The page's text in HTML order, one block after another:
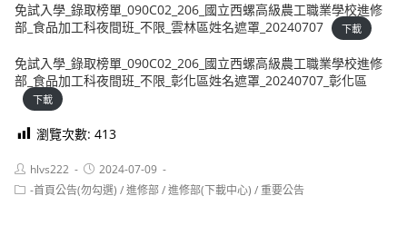
免試入學_錄取榜單_090C02_206_國立西螺高級農工職業學校進修
部_食品加工科夜間班_不限_雲林區姓名遮罩_20240707
下載
免試入學_錄取榜單_090C02_206_國立西螺高級農工職業學校進修
部_食品加工科夜間班_不限_彰化區姓名遮罩_20240707_彰化區
下載
瀏覽次數: 413
Post
author:
hlvs222
Post
published:
2024-07-09
Post-首頁公告(勿勾選) /進修部/進修部(下載中心) /重要公告